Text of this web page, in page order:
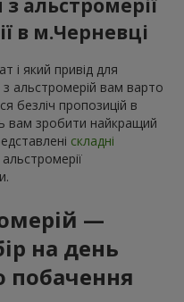
в м.Черневці
і який привід для
альстромерій вам варто
безліч пропозицій в
вам зробити найкращий
складні
—
на день
побачення